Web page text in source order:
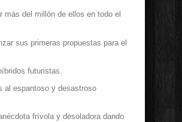
del millón de ellos en todo el
sus primeras propuestas para el
futuristas.
al espantoso y desastroso
frívola y desoladora dando